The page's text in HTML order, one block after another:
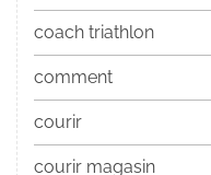
coach triathlon
comment
courir
courir magasin